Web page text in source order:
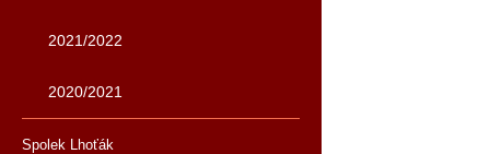
2021/2022
2020/2021
Spolek Lhoťák